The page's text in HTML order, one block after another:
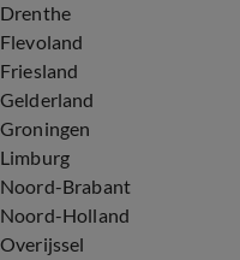
Drenthe
Flevoland
Friesland
Gelderland
Groningen
Limburg
Noord-Brabant
Noord-Holland
Overijssel